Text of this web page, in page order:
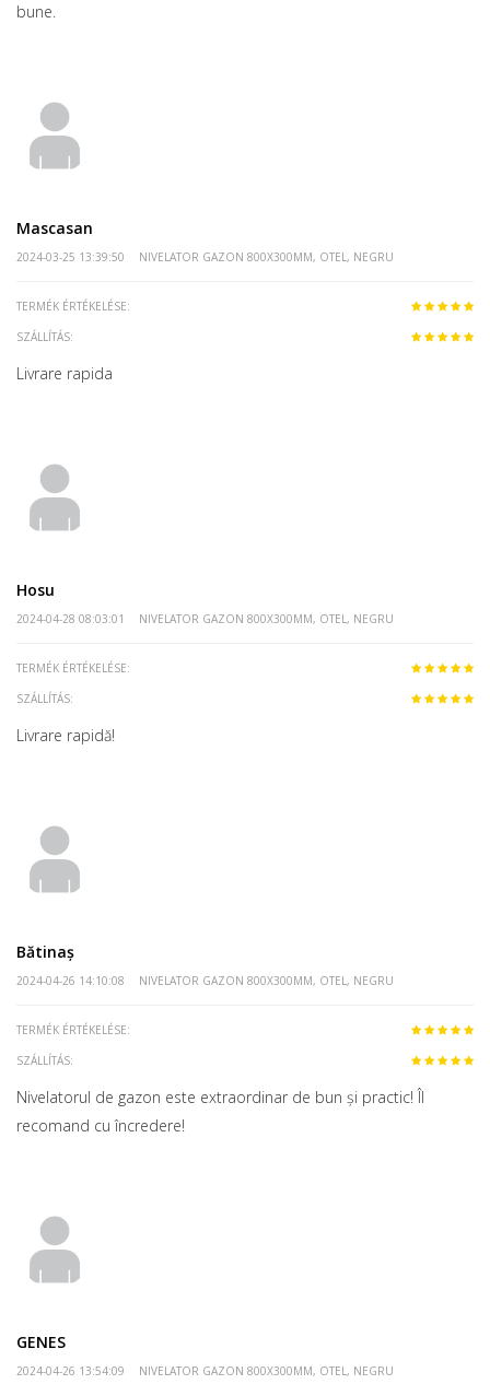
bune.
Mascasan
2024-03-25 13:39:50 NIVELATOR GAZON 800X300MM, OTEL, NEGRU
TERMÉK ÉRTÉKELÉSE:
SZÁLLÍTÁS:
Livrare rapida
Hosu
2024-04-28 08:03:01 NIVELATOR GAZON 800X300MM, OTEL, NEGRU
TERMÉK ÉRTÉKELÉSE:
SZÁLLÍTÁS:
Livrare rapidă!
Bătinaș
2024-04-26 14:10:08 NIVELATOR GAZON 800X300MM, OTEL, NEGRU
TERMÉK ÉRTÉKELÉSE:
SZÁLLÍTÁS:
Nivelatorul de gazon este extraordinar de bun și practic! Îl
recomand cu încredere!
GENES
2024-04-26 13:54:09 NIVELATOR GAZON 800X300MM, OTEL, NEGRU